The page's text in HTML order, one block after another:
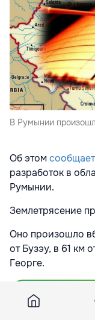
В Румынии
Об этомсообщает
разработок в
Румынии.
Землетрясение
Оно произошло
от Бузэу, в 61 км
Георге.